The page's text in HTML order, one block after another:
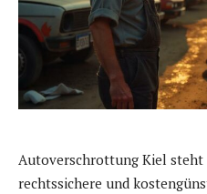
Autoverschrottung Kiel steht
rechtssichere und